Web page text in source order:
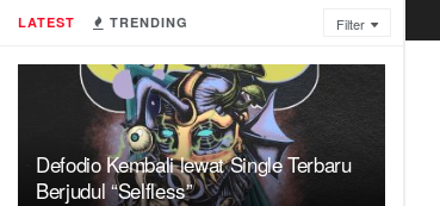
LATEST TRENDING Filter
Defodio Kembali lewat Single Terbaru
Berjudul “Selfless”